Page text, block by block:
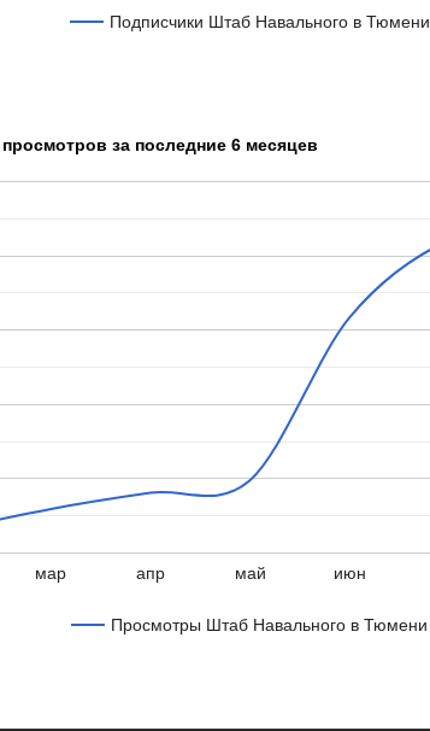
Подписчики Штаб Навального в Тюмени
просмотров за последние 6 месяцев
Просмотры Штаб Навального в Тюмени
мар апр май июн